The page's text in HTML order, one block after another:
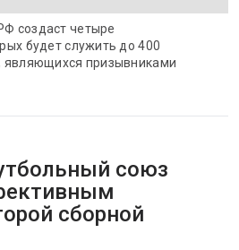
создаст четыре
будет служить до 400
являющихся призывниками
союз
сборной